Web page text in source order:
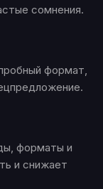
сомнения.
формат,
форматы и
и снижает